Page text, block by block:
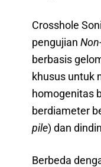
Crosshole
pengujian
berbasis
khusus untuk
homogenitas
berdiameter
pile) dan
Berbeda